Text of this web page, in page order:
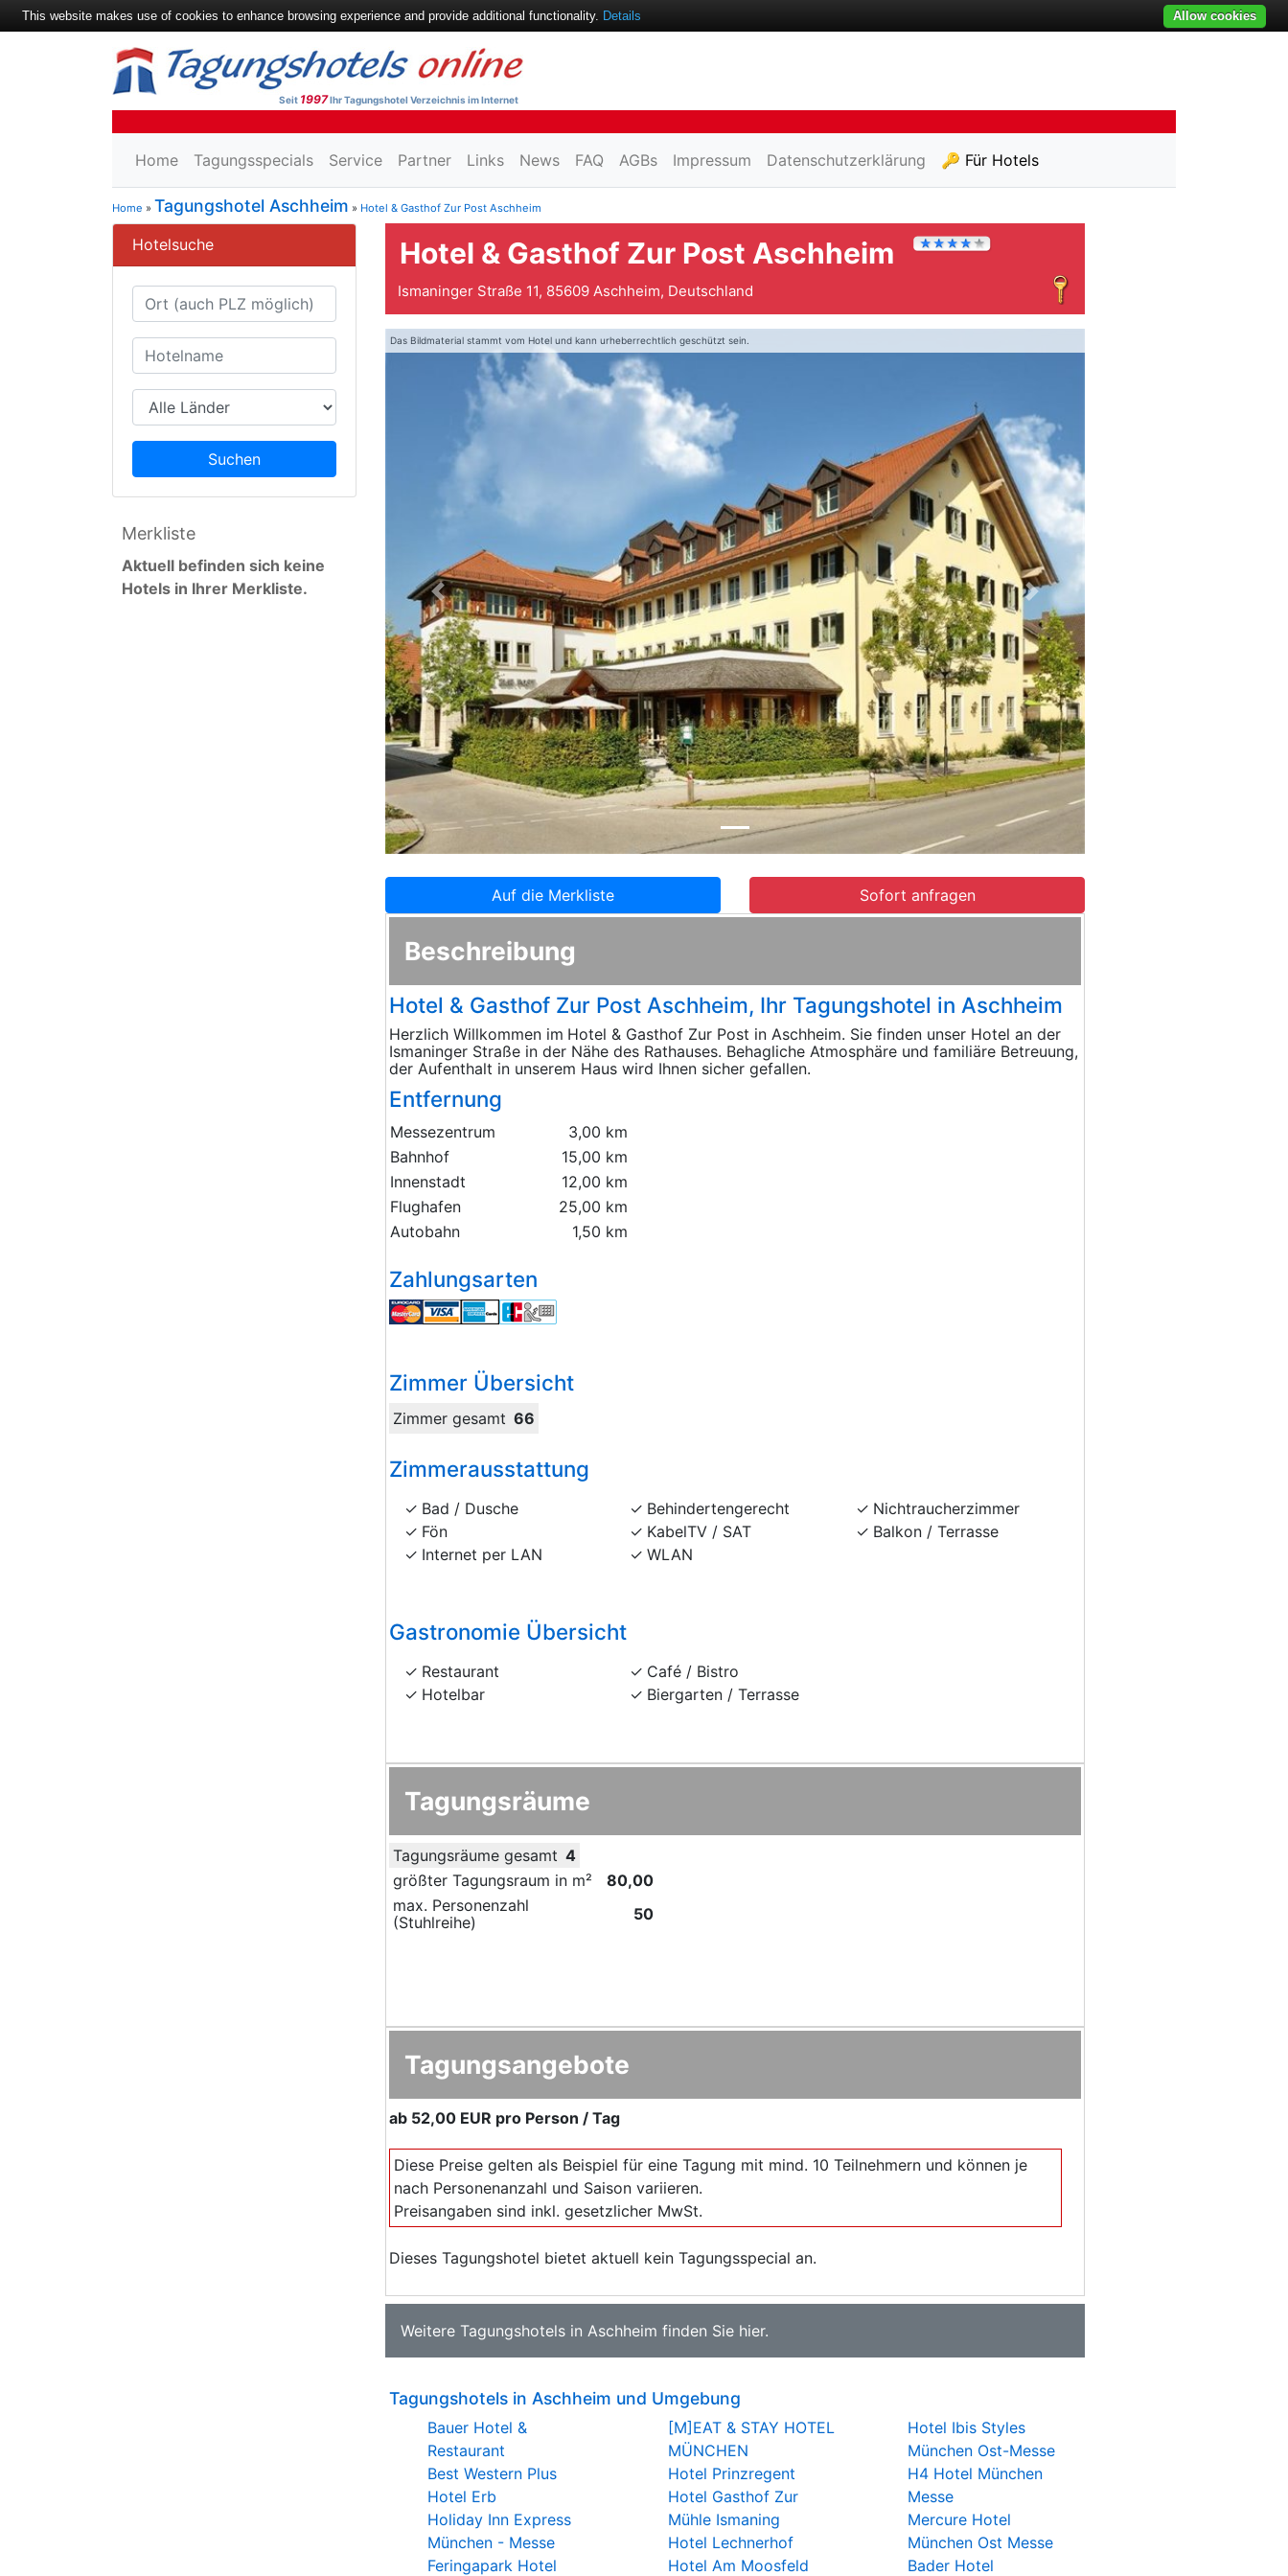
Seit 1997Ihr Tagungshotel Verzeichnis im Internet
Home Tagungsspecials Service Partner Links News FAQ AGBs Impressum Datenschutzerklärung 🔑 Für Hotels
Home » Tagungshotel Aschheim » Hotel & Gasthof Zur Post Aschheim
Hotelsuche
Suchen
Merkliste
Aktuell befinden sich keine
Hotels in Ihrer Merkliste.
Hotel & Gasthof Zur Post Aschheim
Ismaninger Straße 11, 85609 Aschheim, Deutschland
Das Bildmaterial stammt vom Hotel und kann urheberrechtlich geschützt sein.
Zurück Weiter
Auf die Merkliste Sofort anfragen
Beschreibung
Hotel & Gasthof Zur Post Aschheim, Ihr Tagungshotel in Aschheim
Herzlich Willkommen im Hotel & Gasthof Zur Post in Aschheim. Sie finden unser Hotel an der
Ismaninger Straße in der Nähe des Rathauses. Behagliche Atmosphäre und familiäre Betreuung,
der Aufenthalt in unserem Haus wird Ihnen sicher gefallen.
Entfernung
Messezentrum
3,00 km
Bahnhof
15,00 km
Innenstadt
12,00 km
Flughafen
25,00 km
Autobahn
1,50 km
Zahlungsarten
Zimmer Übersicht
Zimmer gesamt 66
Zimmerausstattung
Bad / Dusche
Fön
Internet per LAN
Behindertengerecht
KabelTV / SAT
WLAN
Nichtraucherzimmer
Balkon / Terrasse
Gastronomie Übersicht
Restaurant
Hotelbar
Café / Bistro
Biergarten / Terrasse
Tagungsräume
Tagungsräume gesamt 4
größter Tagungsraum in m²
80,00
max. Personenzahl
(Stuhlreihe)
50
Tagungsangebote
ab 52,00 EUR pro Person / Tag
Diese Preise gelten als Beispiel für eine Tagung mit mind. 10 Teilnehmern und können je
nach Personenanzahl und Saison variieren.
Preisangaben sind inkl. gesetzlicher MwSt.
Dieses Tagungshotel bietet aktuell kein Tagungsspecial an.
Weitere Tagungshotels in Aschheim finden Sie hier.
Tagungshotels in Aschheim und Umgebung
Bauer Hotel &
Restaurant
Best Western Plus
Hotel Erb
Holiday Inn Express
München - Messe
Feringapark Hotel
[M]EAT & STAY HOTEL
MÜNCHEN
Hotel Prinzregent
Hotel Gasthof Zur
Mühle Ismaning
Hotel Lechnerhof
Hotel Am Moosfeld
Hotel Ibis Styles
München Ost-Messe
H4 Hotel München
Messe
Mercure Hotel
München Ost Messe
Bader Hotel
This website makes use of cookies to enhance browsing experience and provide additional functionality. Details Allow cookies